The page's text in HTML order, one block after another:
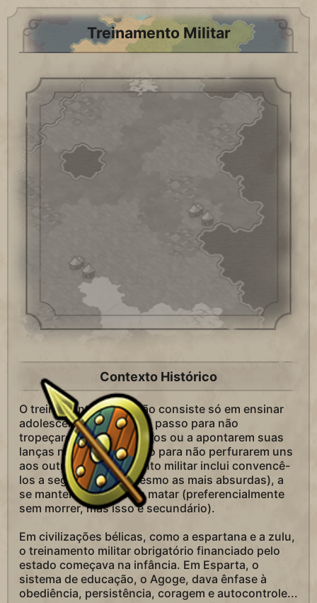
Treinamento Militar
Contexto Histórico
O treinamento militar não consiste só em ensinar
adolescentes a manter o passo para não
tropeçarem uns nos outros ou a apontarem suas
lanças na mesma direção para não perfurarem uns
aos outros. O treinamento militar inclui convencê-
los a seguir ordens (mesmo as mais absurdas), a
se manter em forma e a matar (preferencialmente
sem morrer, mas isso é secundário).
Em civilizações bélicas, como a espartana e a zulu,
o treinamento militar obrigatório financiado pelo
estado começava na infância. Em Esparta, o
sistema de educação, o Agoge, dava ênfase à
obediência, persistência, coragem e autocontrole...